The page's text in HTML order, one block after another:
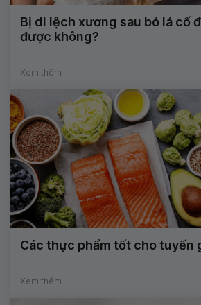
Bị di lệch xương sau bó lá cố
được không?
Xem thêm
Các thực phẩm tốt cho tuyến
Xem thêm